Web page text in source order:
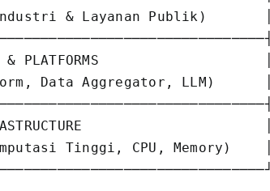
& Layanan Publik)       │
PLATFORMS                    │
Data Aggregator, LLM)      │
│
Tinggi, CPU, Memory)    │